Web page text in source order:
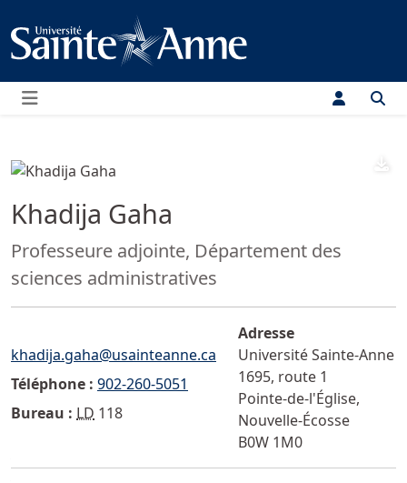
Menu
Khadija Gaha
Fonction:
Professeure adjointe, Département des
sciences administratives
Courriel :">
khadija.gaha@usainteanne.ca
Téléphone : 902-260-5051
Bureau : LD 118
Adresse
Université Sainte-Anne
1695, route 1
Pointe-de-l'Église,
Nouvelle-Écosse
B0W 1M0